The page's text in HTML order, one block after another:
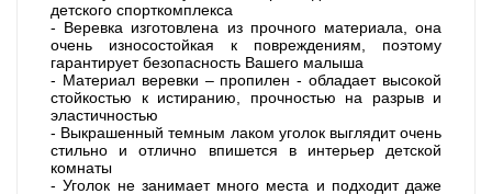
детского спорткомплекса
- Веревка изготовлена из прочного материала, она
очень износостойкая к повреждениям, поэтому
гарантирует безопасность Вашего малыша
- Материал веревки – пропилен - обладает высокой
стойкостью к истиранию, прочностью на разрыв и
эластичностью
- Выкрашенный темным лаком уголок выглядит очень
стильно и отлично впишется в интерьер детской
комнаты
- Уголок не занимает много места и подходит даже